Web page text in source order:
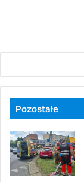
Pozostałe